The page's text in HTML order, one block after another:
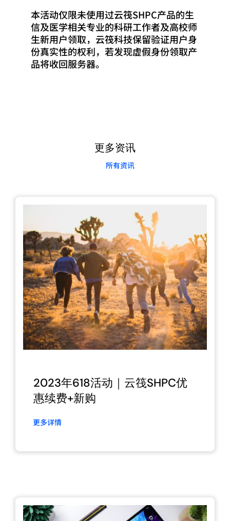
本活动仅限未使用过云筏SHPC产品的生
信及医学相关专业的科研工作者及高校师
生新用户领取，云筏科技保留验证用户身
份真实性的权利，若发现虚假身份领取产
品将收回服务器。
更多资讯
所有资讯
2023年618活动｜云筏SHPC优
惠续费+新购
更多详情